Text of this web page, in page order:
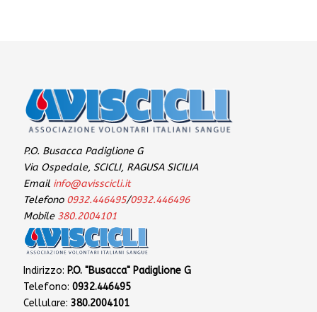
P.O. Busacca Padiglione G
Via Ospedale, SCICLI, RAGUSA SICILIA
Email info@avisscicli.it
Telefono 0932.446495/0932.446496
Mobile 380.2004101
Indirizzo: P.O. "Busacca" Padiglione G
Telefono: 0932.446495
Cellulare: 380.2004101